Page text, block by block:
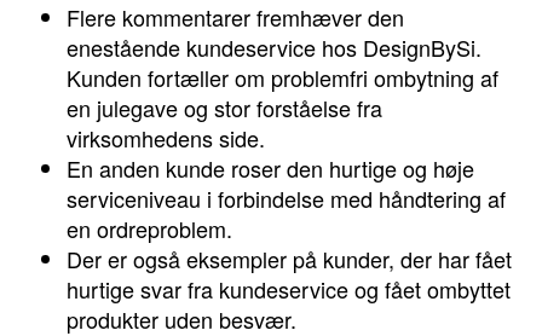
Flere kommentarer fremhæver den
enestående kundeservice hos DesignBySi.
Kunden fortæller om problemfri ombytning af
en julegave og stor forståelse fra
virksomhedens side.
En anden kunde roser den hurtige og høje
serviceniveau i forbindelse med håndtering af
en ordreproblem.
Der er også eksempler på kunder, der har fået
hurtige svar fra kundeservice og fået ombyttet
produkter uden besvær.